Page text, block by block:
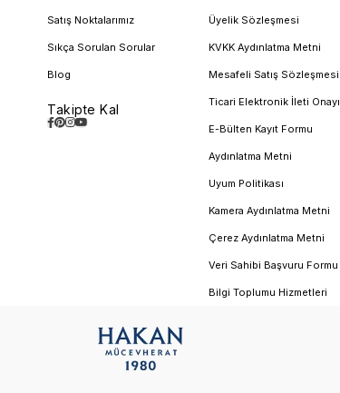
Satış Noktalarımız
Sıkça Sorulan Sorular
Blog
Takipte Kal
Üyelik Sözleşmesi
KVKK Aydınlatma Metni
Mesafeli Satış Sözleşmesi
Ticari Elektronik İleti Onayı
E-Bülten Kayıt Formu
Aydınlatma Metni
Uyum Politikası
Kamera Aydınlatma Metni
Çerez Aydınlatma Metni
Veri Sahibi Başvuru Formu
Bilgi Toplumu Hizmetleri